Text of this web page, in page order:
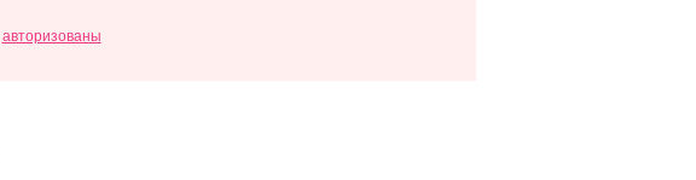
авторизованы